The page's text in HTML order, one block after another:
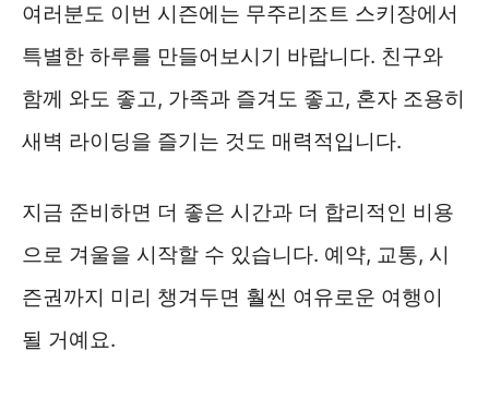
여러분도 이번 시즌에는 무주리조트 스키장에서
특별한 하루를 만들어보시기 바랍니다. 친구와
함께 와도 좋고, 가족과 즐겨도 좋고, 혼자 조용히
새벽 라이딩을 즐기는 것도 매력적입니다.
지금 준비하면 더 좋은 시간과 더 합리적인 비용
으로 겨울을 시작할 수 있습니다. 예약, 교통, 시
즌권까지 미리 챙겨두면 훨씬 여유로운 여행이
될 거예요.